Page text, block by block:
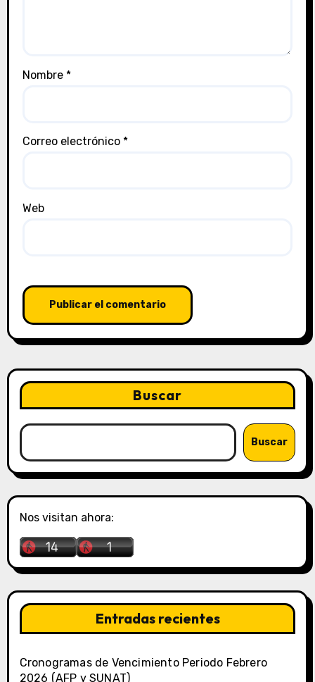
Nombre *
Correo electrónico *
Web
Buscar
Buscar
Nos visitan ahora:
Entradas recientes
Cronogramas de Vencimiento Periodo Febrero
2026 (AFP y SUNAT)